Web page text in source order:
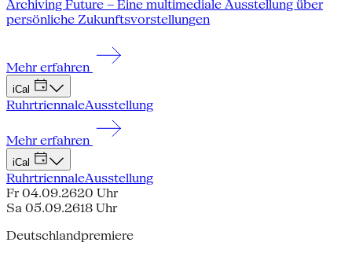
Archiving Future – Eine multimediale Ausstellung über
persönliche Zukunftsvorstellungen
Mehr erfahren
iCal
RuhrtriennaleAusstellung
Mehr erfahren
iCal
RuhrtriennaleAusstellung
Fr 04.09.2620 Uhr
Sa 05.09.2618 Uhr
Deutschlandpremiere